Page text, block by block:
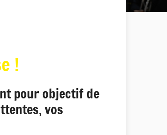
!
pour objectif de
vos